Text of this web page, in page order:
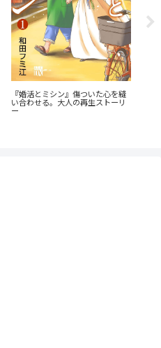
『婚活とミシン』傷ついた心を縫
い合わせる。大人の再生ストーリ
ー